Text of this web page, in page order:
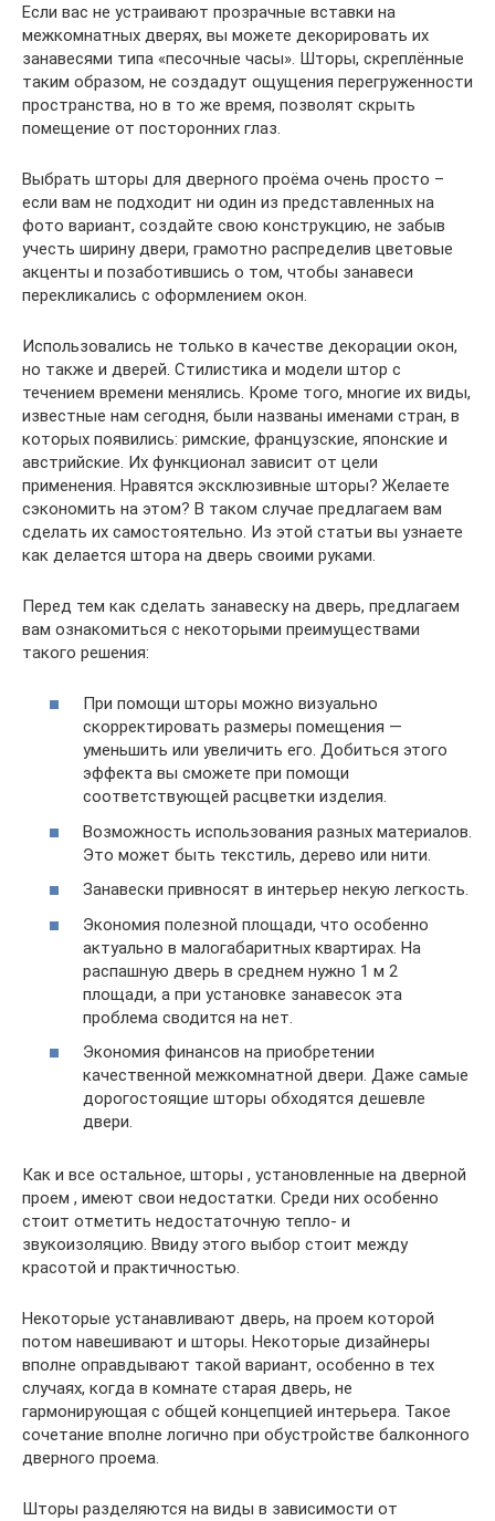
Если вас не устраивают прозрачные вставки на
межкомнатных дверях, вы можете декорировать их
занавесями типа «песочные часы». Шторы, скреплённые
таким образом, не создадут ощущения перегруженности
пространства, но в то же время, позволят скрыть
помещение от посторонних глаз.
Выбрать шторы для дверного проёма очень просто –
если вам не подходит ни один из представленных на
фото вариант, создайте свою конструкцию, не забыв
учесть ширину двери, грамотно распределив цветовые
акценты и позаботившись о том, чтобы занавеси
перекликались с оформлением окон.
Использовались не только в качестве декорации окон,
но также и дверей. Стилистика и модели штор с
течением времени менялись. Кроме того, многие их виды,
известные нам сегодня, были названы именами стран, в
которых появились: римские, французские, японские и
австрийские. Их функционал зависит от цели
применения. Нравятся эксклюзивные шторы? Желаете
сэкономить на этом? В таком случае предлагаем вам
сделать их самостоятельно. Из этой статьи вы узнаете
как делается штора на дверь своими руками.
Перед тем как сделать занавеску на дверь, предлагаем
вам ознакомиться с некоторыми преимуществами
такого решения:
При помощи шторы можно визуально
скорректировать размеры помещения —
уменьшить или увеличить его. Добиться этого
эффекта вы сможете при помощи
соответствующей расцветки изделия.
Возможность использования разных материалов.
Это может быть текстиль, дерево или нити.
Занавески привносят в интерьер некую легкость.
Экономия полезной площади, что особенно
актуально в малогабаритных квартирах. На
распашную дверь в среднем нужно 1 м 2
площади, а при установке занавесок эта
проблема сводится на нет.
Экономия финансов на приобретении
качественной межкомнатной двери. Даже самые
дорогостоящие шторы обходятся дешевле
двери.
Как и все остальное, шторы , установленные на дверной
проем , имеют свои недостатки. Среди них особенно
стоит отметить недостаточную тепло- и
звукоизоляцию. Ввиду этого выбор стоит между
красотой и практичностью.
Некоторые устанавливают дверь, на проем которой
потом навешивают и шторы. Некоторые дизайнеры
вполне оправдывают такой вариант, особенно в тех
случаях, когда в комнате старая дверь, не
гармонирующая с общей концепцией интерьера. Такое
сочетание вполне логично при обустройстве балконного
дверного проема.
Шторы разделяются на виды в зависимости от